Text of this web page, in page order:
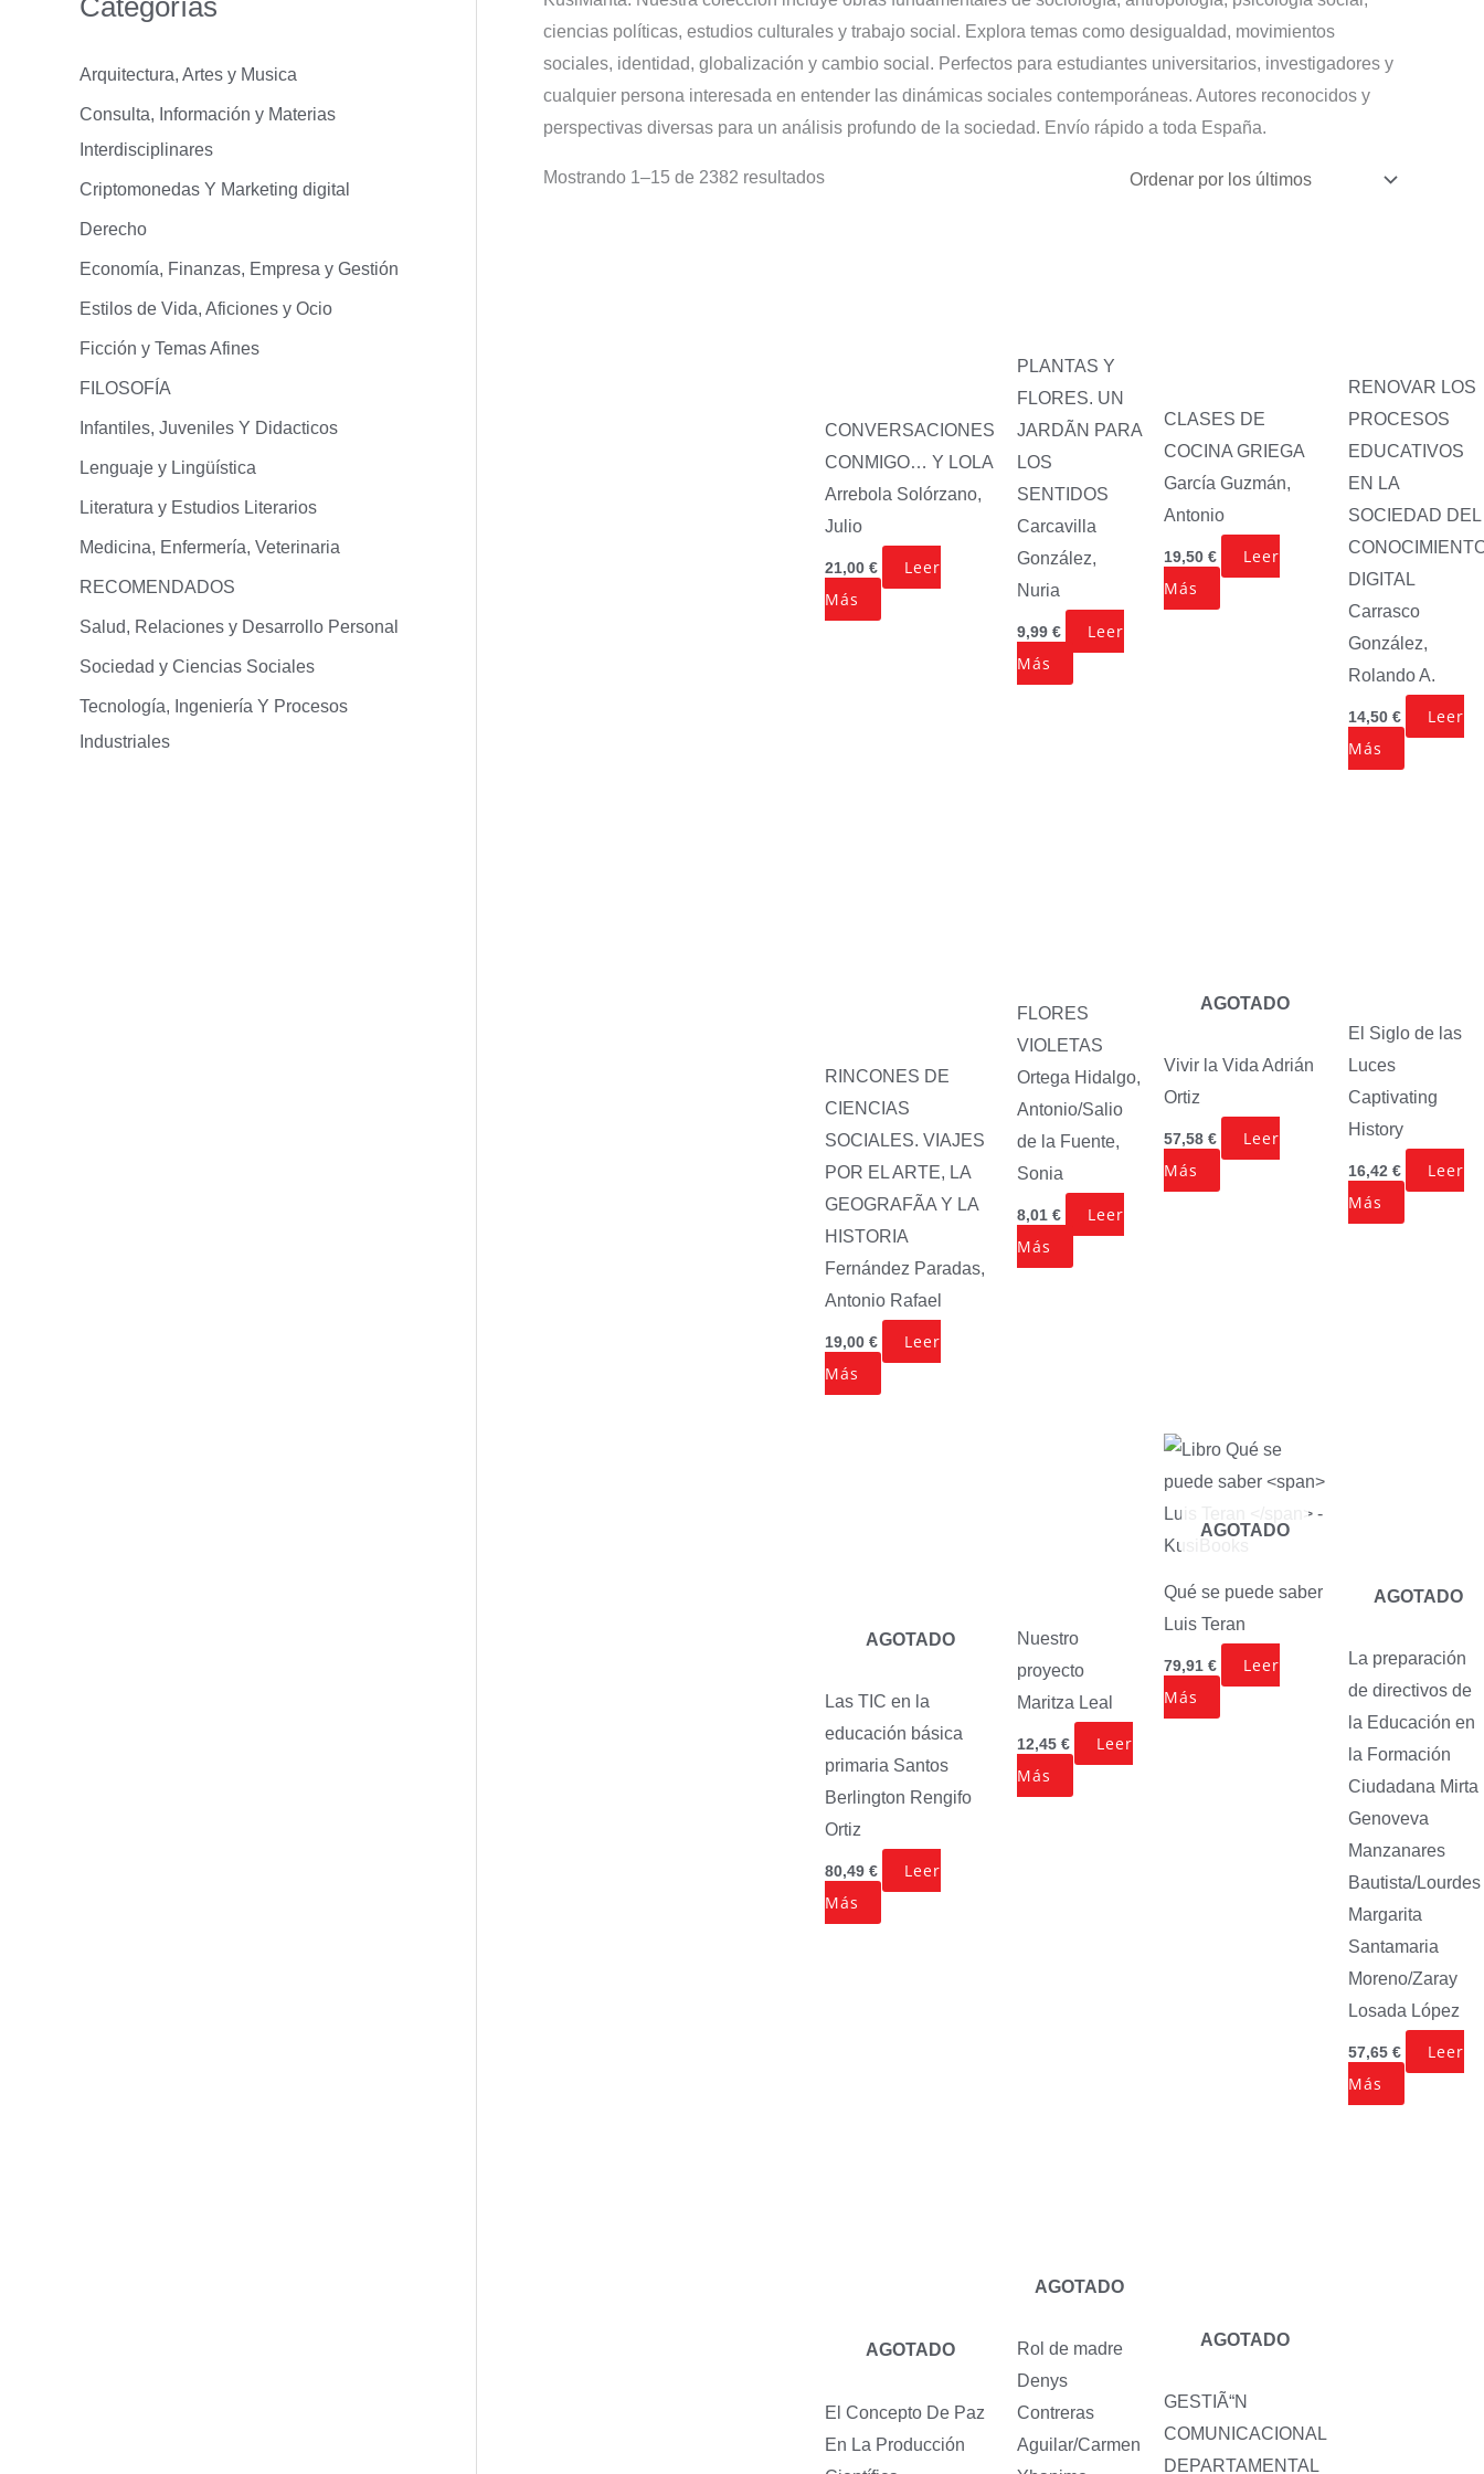
o
o
k
r
e
s
t
g
r
m
Categorías
Arquitectura, Artes y Musica
Consulta, Información y Materias
Interdisciplinares
Criptomonedas Y Marketing digital
Derecho
Economía, Finanzas, Empresa y Gestión
Estilos de Vida, Aficiones y Ocio
Ficción y Temas Afines
FILOSOFÍA
Infantiles, Juveniles Y Didacticos
Lenguaje y Lingüística
Literatura y Estudios Literarios
Medicina, Enfermería, Veterinaria
RECOMENDADOS
Salud, Relaciones y Desarrollo Personal
Sociedad y Ciencias Sociales
Tecnología, Ingeniería Y Procesos
Industriales
ciencias políticas, estudios culturales y trabajo social. Explora temas como desigualdad, movimientos
sociales, identidad, globalización y cambio social. Perfectos para estudiantes universitarios, investigadores y
cualquier persona interesada en entender las dinámicas sociales contemporáneas. Autores reconocidos y
perspectivas diversas para un análisis profundo de la sociedad. Envío rápido a toda España.
Mostrando 1–15 de 2382 resultados
CONVERSACIONES
CONMIGO… Y LOLA
Arrebola Solórzano,
Julio
21,00 €
Leer
Más
PLANTAS Y
FLORES. UN
JARDÃN PARA
LOS
SENTIDOS
Carcavilla
González,
Nuria
9,99 €
Leer
Más
CLASES DE
COCINA GRIEGA
García Guzmán,
Antonio
19,50 €
Leer
Más
RENOVAR LOS
PROCESOS
EDUCATIVOS
EN LA
SOCIEDAD DEL
DIGITAL
Carrasco
González,
Rolando A.
14,50 €
Leer
Más
RINCONES DE
CIENCIAS
SOCIALES. VIAJES
POR EL ARTE, LA
GEOGRAFÃA Y LA
HISTORIA
Fernández Paradas,
Antonio Rafael
19,00 €
Leer
Más
FLORES
VIOLETAS
Ortega Hidalgo,
Antonio/Salio
de la Fuente,
Sonia
8,01 €
Leer
Más
AGOTADO
Vivir la Vida Adrián
Ortiz
57,58 €
Leer
Más
El Siglo de las
Luces
Captivating
History
16,42 €
Leer
Más
AGOTADO
Las TIC en la
educación básica
primaria Santos
Berlington Rengifo
Ortiz
80,49 €
Leer
Más
Nuestro
proyecto
Maritza Leal
12,45 €
Leer
Más
AGOTADO
Qué se puede saber
Luis Teran
79,91 €
Leer
Más
AGOTADO
La preparación
de directivos de
la Educación en
la Formación
Ciudadana Mirta
Genoveva
Manzanares
Bautista/Lourdes
Margarita
Santamaria
Moreno/Zaray
Losada López
57,65 €
Leer
Más
AGOTADO
El Concepto De Paz
En La Producción
AGOTADO
Rol de madre
Denys
Contreras
Aguilar/Carmen
AGOTADO
GESTIÃ“N
COMUNICACIONAL
DEPARTAMENTAL